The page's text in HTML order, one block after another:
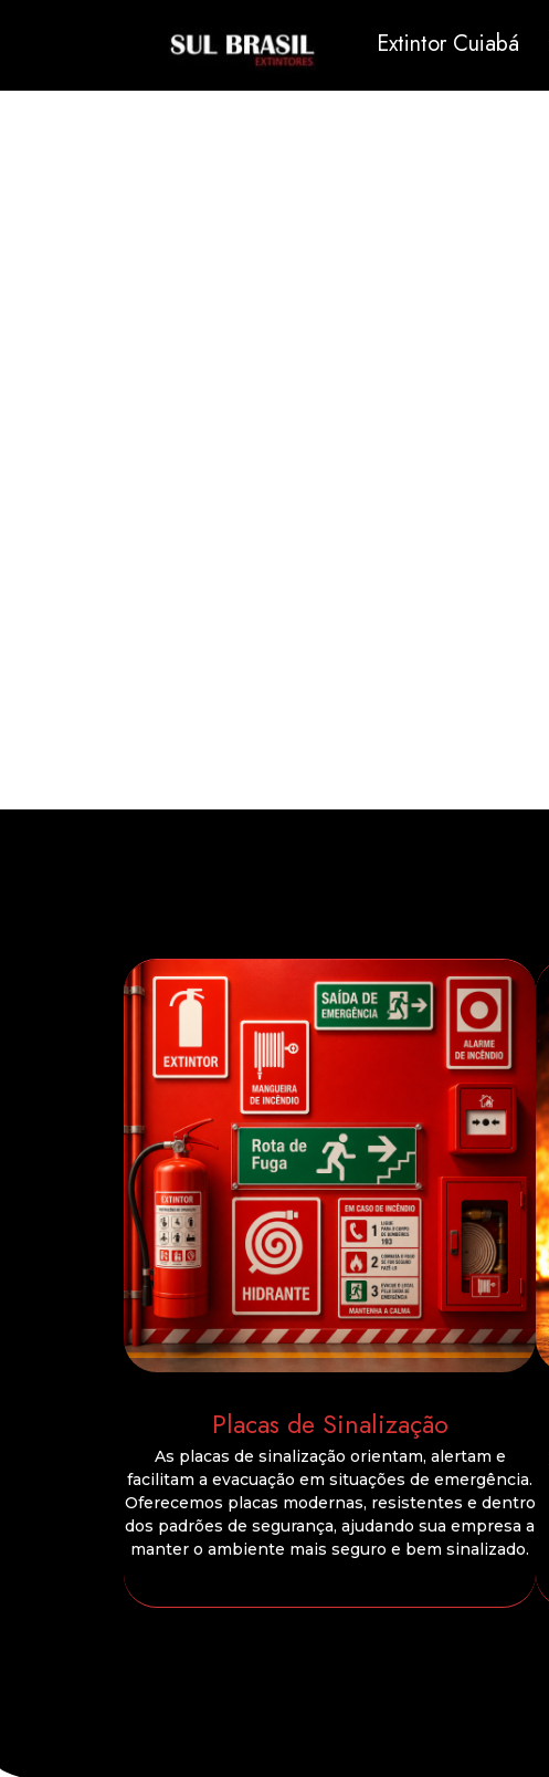
Extintor Cuiabá
Placas de Sinalização
As placas de sinalização orientam, alertam e
facilitam a evacuação em situações de emergência.
Oferecemos placas modernas, resistentes e dentro
dos padrões de segurança, ajudando sua empresa a
manter o ambiente mais seguro e bem sinalizado.